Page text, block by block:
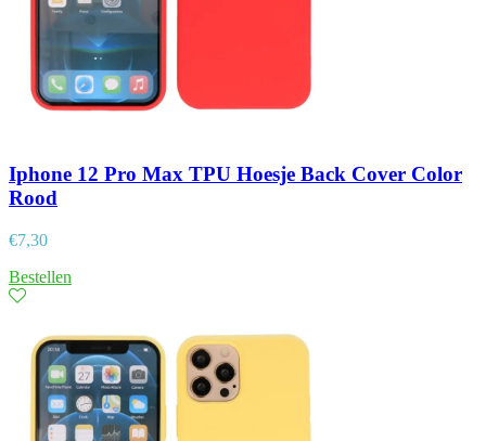
Iphone 12 Pro Max TPU Hoesje Back Cover Color
Rood
€7,30
Bestellen